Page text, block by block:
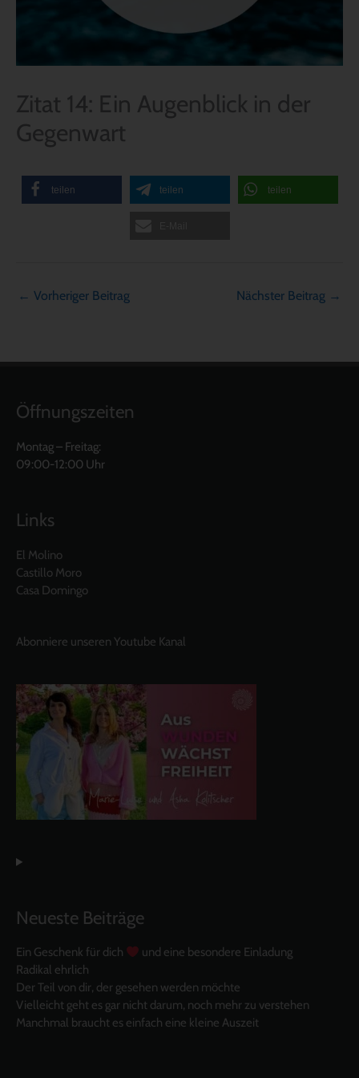
Zitat 14: Ein Augenblick in der
Gegenwart
teilen teilen teilen
← Vorheriger Beitrag Nächster Beitrag →
Öffnungszeiten
Montag – Freitag:
09:00-12:00 Uhr
Links
El Molino
Castillo Moro
Casa Domingo
Abonniere unseren Youtube Kanal
Neueste Beiträge
Ein Geschenk für dich
und eine besondere Einladung
Radikal ehrlich
Der Teil von dir, der gesehen werden möchte
Vielleicht geht es gar nicht darum, noch mehr zu verstehen
Manchmal braucht es einfach eine kleine Auszeit